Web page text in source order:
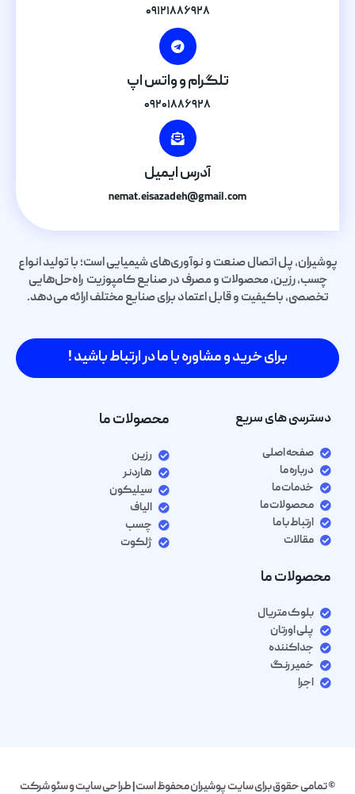
۰۹۱۲۱۸۸۶۹۲۸
تلگرام و واتس اپ
۰۹۲۰۱۸۸۶۹۲۸
آدرس ایمیل
nemat.eisazadeh@gmail.com
پوشیران، پل اتصال صنعت و نوآوری‌های شیمیایی است؛ با تولید انواع
چسب، رزین، محصولات و مصرف در صنایع کامپوزیت راه‌حل‌هایی
تخصصی، باکیفیت و قابل اعتماد برای صنایع مختلف ارائه می‌دهد.
برای خرید و مشاوره با ما در ارتباط باشید !
دسترسی های سریع
صفحه اصلی
درباره ما
خدمات ما
محصولات ما
ارتباط با ما
مقالات
محصولات ما
رزین
هاردنر
سیلیکون
الیاف
چسب
ژلکوت
محصولات ما
بلوک متریال
پلی اورتان
جداکننده
خمیر رنگ
اجرا
© تمامی حقوق برای سایت پوشیران محفوظ است| طراحی سایت و سئو شرکت